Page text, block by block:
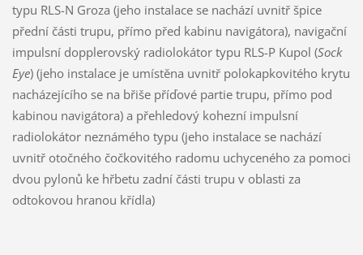
typu RLS-N Groza (jeho instalace se nachází uvnitř špice
přední části trupu, přímo před kabinu navigátora), navigační
impulsní dopplerovský radiolokátor typu RLS-P Kupol (Sock
Eye) (jeho instalace je umístěna uvnitř polokapkovitého krytu
nacházejícího se na břiše příďové partie trupu, přímo pod
kabinou navigátora) a přehledový kohezní impulsní
radiolokátor neznámého typu (jeho instalace se nachází
uvnitř otočného čočkovitého radomu uchyceného za pomoci
dvou pylonů ke hřbetu zadní části trupu v oblasti za
odtokovou hranou křídla)